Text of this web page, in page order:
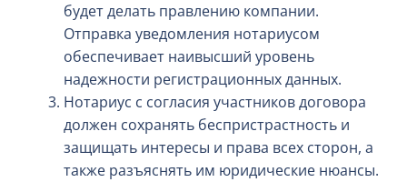
будет делать правлению компании.
Отправка уведомления нотариусом
обеспечивает наивысший уровень
надежности регистрационных данных.
Нотариус с согласия участников договора
должен сохранять беспристрастность и
защищать интересы и права всех сторон, а
также разъяснять им юридические нюансы.